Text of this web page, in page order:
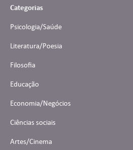
Categorias
Psicologia/Saúde
Literatura/Poesia
Filosofia
Educação
Economia/Negócios
Ciências sociais
Artes/Cinema